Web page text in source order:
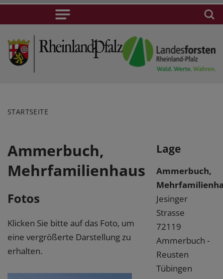
STARTSEITE
Ammerbuch,
Mehrfamilienhaus
Fotos
Klicken Sie bitte auf das Foto, um
eine vergrößerte Darstellung zu
erhalten.
Lage
Ammerbuch,
Jesinger
Strasse
72119
Ammerbuch -
Reusten
Tübingen